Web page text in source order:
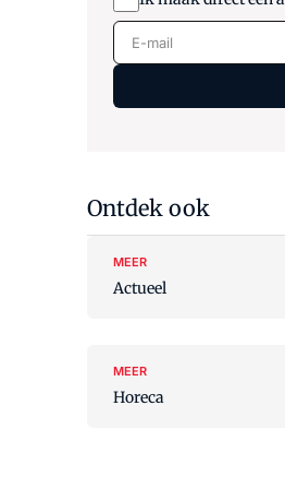
E-mail
Ontdek ook
MEER
Actueel
MEER
Horeca